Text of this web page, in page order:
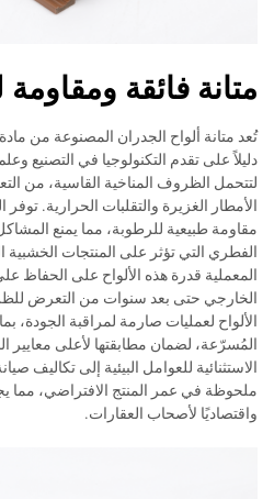
متانة فائقة
دليلاً على تقدم التكنولوجيا في التصنيع
الأمطار الغزيرة والتقلبات الحرارية. توفر
مقاومة طبيعية للرطوبة، مما يمنع
الفطري التي تؤثر على المنتجات الخشبية
المعملية قدرة هذه الألواح على الحفاظ على
الخارجي حتى بعد سنوات من التعرض
الألواح لعمليات صارمة لمراقبة الجودة،
المُسرّعة، لضمان مطابقتها لأعلى معايير
الاستثنائية للعوامل البيئية إلى تكاليف
ملحوظة في عمر المنتج الافتراضي، مما
واقتصاديًا لأصحاب العقارات.